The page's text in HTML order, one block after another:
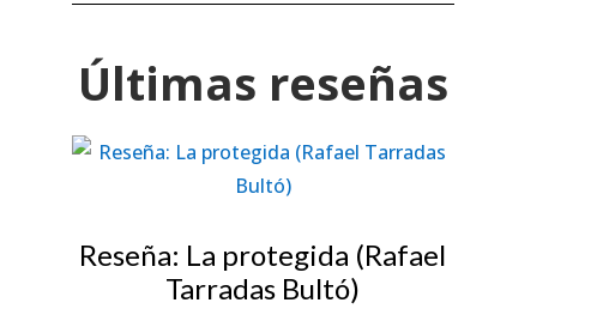
Últimas reseñas
Reseña: La protegida (Rafael
Tarradas Bultó)